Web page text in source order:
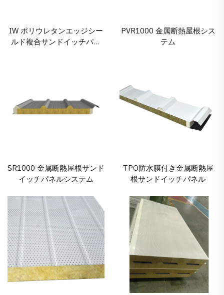
IW ポリウレタンエッジシー
ルド複合サンドイッチパネ
PVR1000 金属断熱屋根シス
テム
SR1000 金属断熱屋根サンド
イッチパネルシステム
TPO防水膜付き金属断熱屋
根サンドイッチパネル